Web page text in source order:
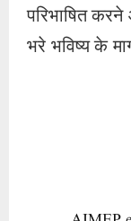
परिभाषित
भरे भविष्य के